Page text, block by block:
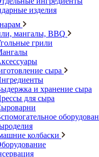
изделия
мангалы, BBQ
грили
сыра
и хранение сыра
для сыра
колбаски